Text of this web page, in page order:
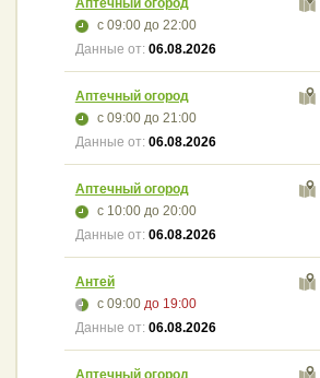
с 09:00до 22:00
Данные от: 06.08.2026
Аптечный огород
с 09:00до 21:00
Данные от: 06.08.2026
Аптечный огород
с 10:00до 20:00
Данные от: 06.08.2026
Антей
с 09:00до 19:00
Данные от: 06.08.2026
Аптечный огород